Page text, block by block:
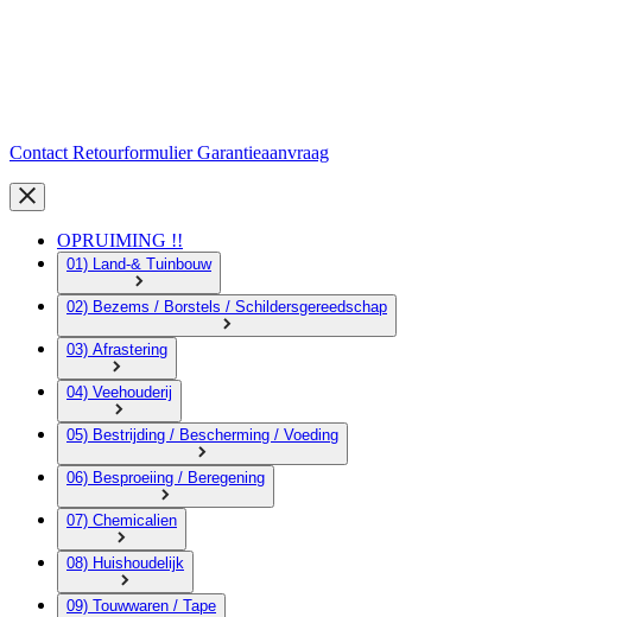
Contact RetourformulierGarantieaanvraag
OPRUIMING !!
01) Land-& Tuinbouw
02) Bezems / Borstels / Schildersgereedschap
03) Afrastering
04) Veehouderij
05) Bestrijding / Bescherming / Voeding
06) Besproeiing / Beregening
07) Chemicalien
08) Huishoudelijk
09) Touwwaren / Tape